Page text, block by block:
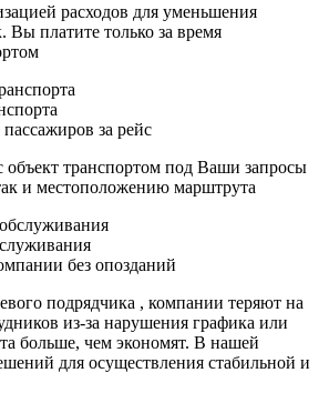
расходов для уменьшения
Вы платите только за время
за рейс
транспортом под Ваши запросы
и местоположению марштрута
без опозданий
подрядчика , компании теряют на
из-за нарушения графика или
больше, чем экономят. В нашей
для осуществления стабильной и